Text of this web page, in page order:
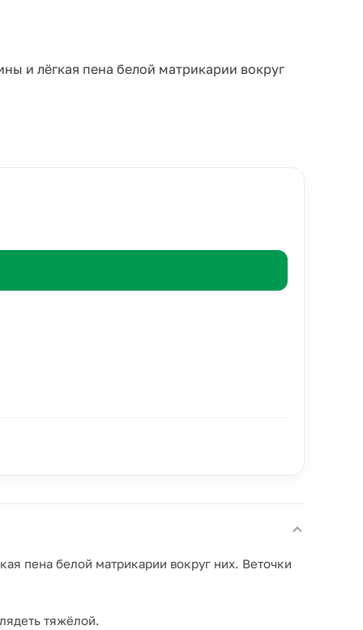
и лёгкая пена белой матрикарии вокруг
пена белой матрикарии вокруг них. Веточки
тяжёлой.